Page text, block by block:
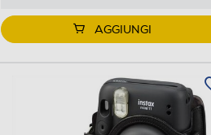
AGGIUNGI